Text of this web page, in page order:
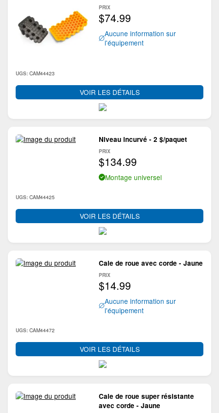
Aucune information sur
l'équipement
PRIX
$74.99
UGS: CAM44423
VOIR LES DÉTAILS
Niveau incurvé - 2 $/paquet
Montage universel
PRIX
$134.99
UGS: CAM44425
VOIR LES DÉTAILS
Cale de roue avec corde - Jaune
Aucune information sur
l'équipement
PRIX
$14.99
UGS: CAM44472
VOIR LES DÉTAILS
Cale de roue super résistante
avec corde - Jaune